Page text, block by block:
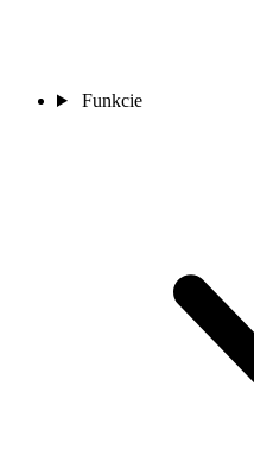
Funkcie